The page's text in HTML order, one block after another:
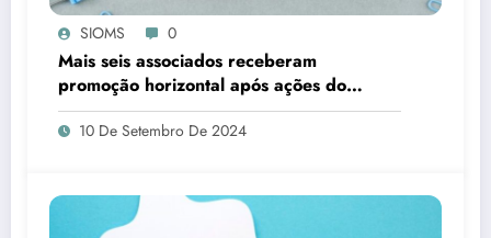
SIOMS 0
Mais seis associados receberam
promoção horizontal após ações do
SIOMS
10 De Setembro De 2024